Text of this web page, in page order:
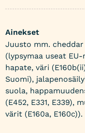
Ainekset
Juusto mm. cheddar
(lypsymaa useat
hapate, väri
Suomi),
suola,
(E452, E331, E339),
värit (E160a,